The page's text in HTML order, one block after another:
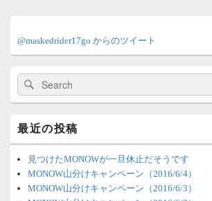
ン
サ
バ
ィ
ジ
ェ
ッ
@maskedrider17go からのツイート
検
索:
検
索
最近の投稿
見つけたMONOWが一旦休止だそうです
MONOW山分けキャンペーン（2016/6/4）
MONOW山分けキャンペーン（2016/6/3）